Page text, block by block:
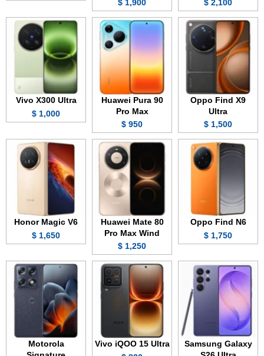
2,100 $
1,900 $
Oppo Find X9
Ultra
1,500 $
Huawei Pura 90
Pro Max
950 $
Vivo X300 Ultra
1,000 $
Oppo Find N6
1,750 $
Huawei Mate 80
Pro Max Wind
1,250 $
Honor Magic V6
1,650 $
Samsung Galaxy
Vivo iQOO 15 Ultra
Motorola